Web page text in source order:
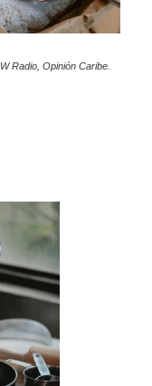
W Radio, Opinión Caribe.